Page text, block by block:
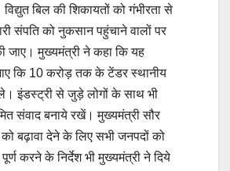
विद्युत बिल की शिकायतों को गंभीरता से
संपति को नुकसान पहुंचाने वालों पर
जाए। मुख्यमंत्री ने कहा कि यह
कि 10 करोड़ तक के टेंडर स्थानीय
इंडस्ट्री से जुड़े लोगों के साथ भी
संवाद बनाये रखें। मुख्यमंत्री सौर
को बढ़ावा देने के लिए सभी जनपदों को
करने के निर्देश भी मुख्यमंत्री ने दिये